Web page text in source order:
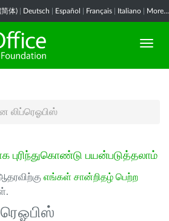
简体) Deutsch Español Français Italiano More...
லிப்ரெஓபிஸ்
புரிந்துகொண்டு பயன்படுத்தலாம்
எங்கள் சான்றிதழ் பெற்ற